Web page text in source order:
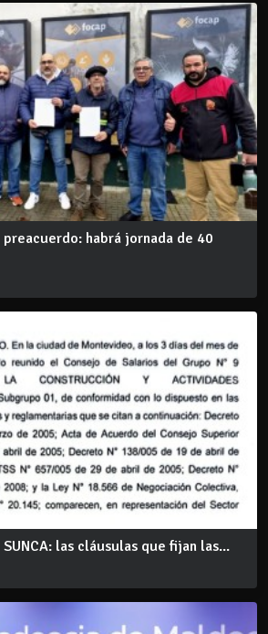
preacuerdo: habrá jornada de 40
las cláusulas que fijan las...